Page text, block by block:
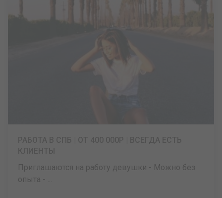
Приглашаются на работу девушки - Можно без
опыта - ...